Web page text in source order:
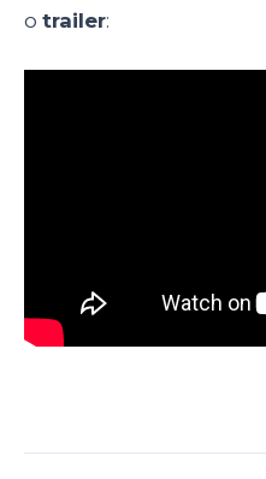
o trailer: